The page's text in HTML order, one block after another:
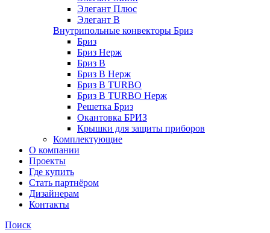
Элегант Плюс
Элегант В
Внутрипольные конвекторы Бриз
Бриз
Бриз Нерж
Бриз В
Бриз В Нерж
Бриз В TURBO
Бриз В TURBO Нерж
Решетка Бриз
Окантовка БРИЗ
Крышки для защиты приборов
Комплектующие
О компании
Проекты
Где купить
Стать партнёром
Дизайнерам
Контакты
Поиск